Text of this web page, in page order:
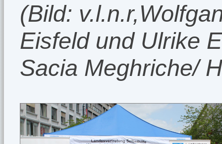
(Bild:
Eisfeld und Ulrike
Sacia Meghriche/